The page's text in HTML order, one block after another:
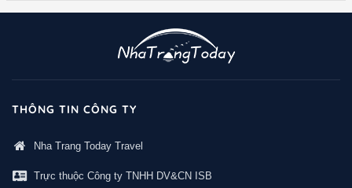
THÔNG TIN CÔNG TY
Nha Trang Today Travel
Trực thuộc Công ty TNHH DV&CN ISB